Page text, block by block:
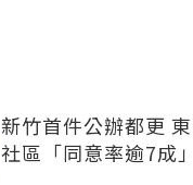
新竹首件公辦都更
社區「同意率逾7成